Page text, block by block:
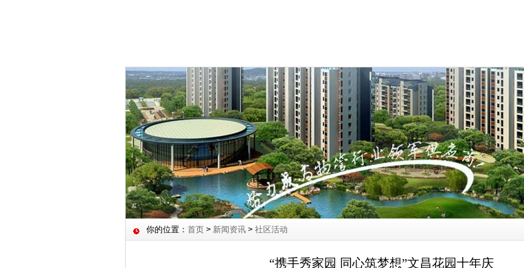
你的位置： 首页 > 新闻资讯 > 社区活动
“携手秀家园 同心筑梦想”文昌花园十年庆